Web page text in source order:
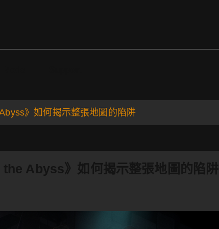
》如何揭示整張地圖的陷阱
Abyss》如何揭示整張地圖的陷阱